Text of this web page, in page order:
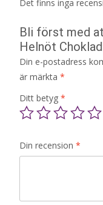
Det finns inga
Bli först med
Helnöt
Din e-postadress
är märkta *
Ditt betyg *
Din recension *